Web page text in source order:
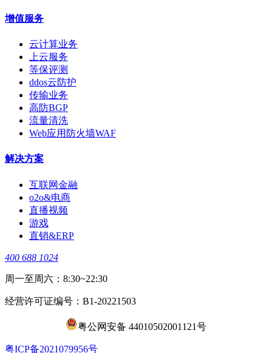
增值服务
云计算业务
上云服务
等保评测
ddos云防护
传输业务
高防BGP
流量清洗
Web应用防火墙WAF
解决方案
互联网金融
o2o&电商
直播视频
游戏
直销&ERP
400 688 1024
周一至周六：8:30~22:30
经营许可证编号：B1-20221503
粤公网安备 44010502001121号
​粤ICP备2021079956号